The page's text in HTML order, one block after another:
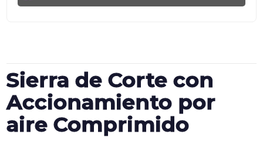
Sierra de Corte con
Accionamiento por
aire Comprimido